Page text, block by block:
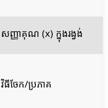
សញ្ញា​គុណ (x) ក្នុង​រង្វង់
វិធី​ចែក/ប្រភាគ